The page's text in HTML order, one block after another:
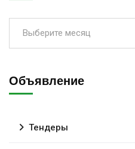
Выберите месяц
Объявление
Тендеры